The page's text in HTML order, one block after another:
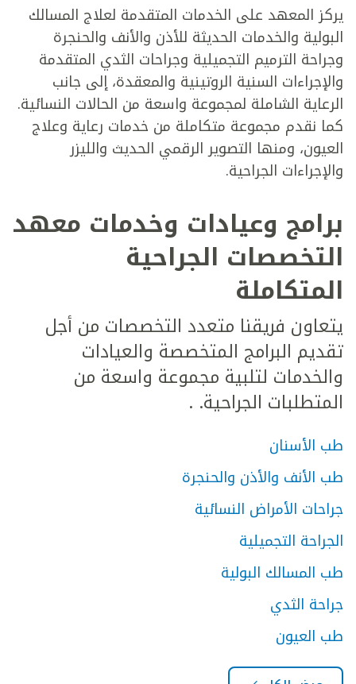
يركز المعهد على الخدمات المتقدمة لعلاج المسالك
البولية والخدمات الحديثة للأذن والأنف والحنجرة
وجراحة الترميم التجميلية وجراحات الثدي المتقدمة
والإجراءات السنية الروتينية والمعقدة، إلى جانب
الرعاية الشاملة لمجموعة واسعة من الحالات النسائية.
كما نقدم مجموعة متكاملة من خدمات رعاية وعلاج
العيون، ومنها التصوير الرقمي الحديث والليزر
والإجراءات الجراحية.
برامج وعيادات وخدمات معهد
التخصصات الجراحية
المتكاملة
يتعاون فريقنا متعدد التخصصات من أجل
تقديم البرامج المتخصصة والعيادات
والخدمات لتلبية مجموعة واسعة من
المتطلبات الجراحية. .
طب الأسنان
طب الأنف والأذن والحنجرة
جراحات الأمراض النسائية
الجراحة التجميلية
طب المسالك البولية
جراحة الثدي
طب العيون